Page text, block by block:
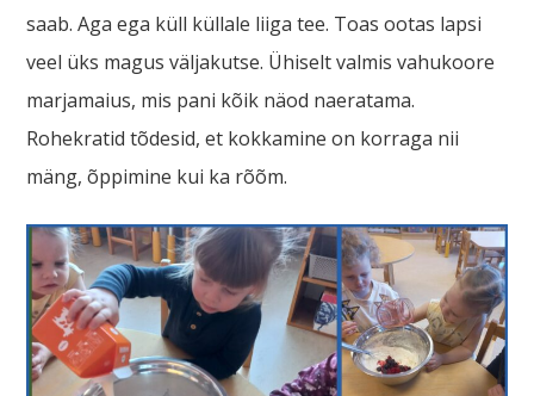
saab. Aga ega küll küllale liiga tee. Toas ootas lapsi
veel üks magus väljakutse. Ühiselt valmis vahukoore
marjamaius, mis pani kõik näod naeratama.
Rohekratid tõdesid, et kokkamine on korraga nii
mäng, õppimine kui ka rõõm.